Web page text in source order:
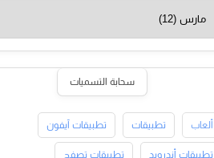
سحابة التسميات
ألعاب تطبيقات تطبيقات آيفون
تطبيقات أندرويد تطبيقات تصفح